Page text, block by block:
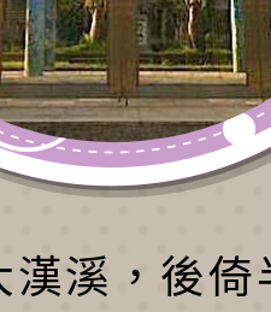
漢溪，後倚